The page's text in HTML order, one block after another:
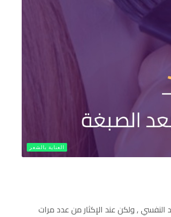
العناية بالشعر
النفسي , ولكن عند الإكثار من عدد مرات